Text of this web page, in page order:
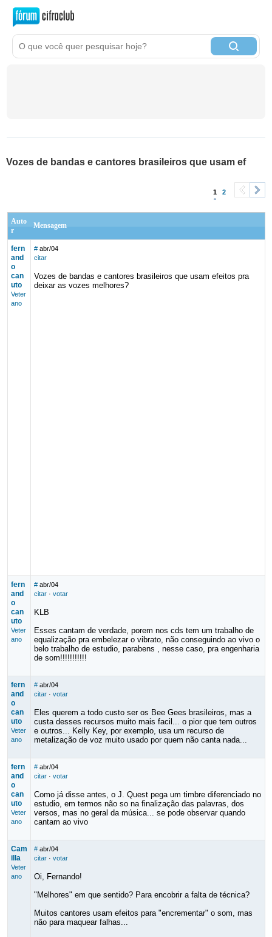
Vozes de bandas e cantores brasileiros que usam ef
1 2
Auto
r
Mensagem
fern
and
o
can
uto
Veter
ano
# abr/04
citar
Vozes de bandas e cantores brasileiros que usam efeitos pra
deixar as vozes melhores?
fern
and
o
can
uto
Veter
ano
# abr/04
citar· votar
KLB
Esses cantam de verdade, porem nos cds tem um trabalho de
equalização pra embelezar o vibrato, não conseguindo ao vivo o
belo trabalho de estudio, parabens , nesse caso, pra engenharia
de som!!!!!!!!!!!
fern
and
o
can
uto
Veter
ano
# abr/04
citar· votar
Eles querem a todo custo ser os Bee Gees brasileiros, mas a
custa desses recursos muito mais facil... o pior que tem outros
e outros... Kelly Key, por exemplo, usa um recurso de
metalização de voz muito usado por quem não canta nada...
fern
and
o
can
uto
Veter
ano
# abr/04
citar· votar
Como já disse antes, o J. Quest pega um timbre diferenciado no
estudio, em termos não so na finalização das palavras, dos
versos, mas no geral da música... se pode observar quando
cantam ao vivo
Cam
illa
Veter
ano
# abr/04
citar· votar
Oi, Fernando!
"Melhores" em que sentido? Para encobrir a falta de técnica?
Muitos cantores usam efeitos para "encrementar" o som, mas
não para maquear falhas...